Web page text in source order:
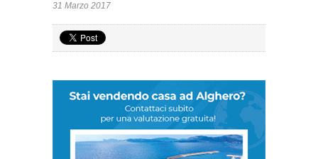
31 Marzo 2017